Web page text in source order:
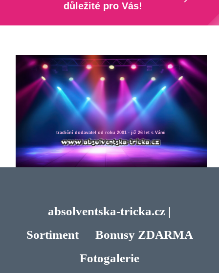
důležité pro Vás!
tradiční dodavatel od roku 2001 - již 26 let s Vámi
absolventska-tricka.cz |
Sortiment
Bonusy ZDARMA
Fotogalerie